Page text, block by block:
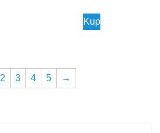
Kup
2 3 4 5 →